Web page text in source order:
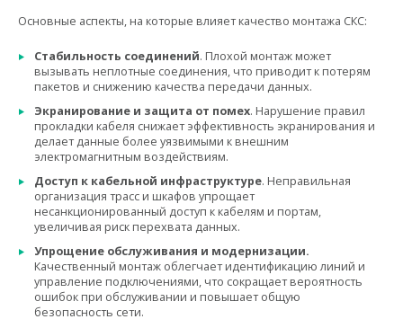
Основные аспекты, на которые влияет качество монтажа СКС:
Стабильность соединений. Плохой монтаж может
вызывать неплотные соединения, что приводит к потерям
пакетов и снижению качества передачи данных.
Экранирование и защита от помех. Нарушение правил
прокладки кабеля снижает эффективность экранирования и
делает данные более уязвимыми к внешним
электромагнитным воздействиям.
Доступ к кабельной инфраструктуре. Неправильная
организация трасс и шкафов упрощает
несанкционированный доступ к кабелям и портам,
увеличивая риск перехвата данных.
Упрощение обслуживания и модернизации.
Качественный монтаж облегчает идентификацию линий и
управление подключениями, что сокращает вероятность
ошибок при обслуживании и повышает общую
безопасность сети.